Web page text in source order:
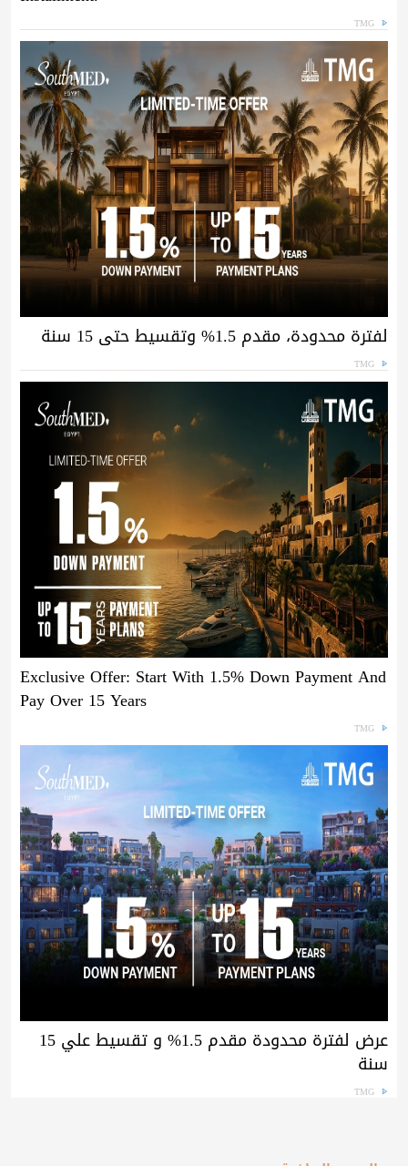
TMG
لفترة محدودة، مقدم 1.5% وتقسيط حتى 15 سنة
TMG
Exclusive Offer: Start With 1.5% Down Payment And
Pay Over 15 Years
TMG
عرض لفترة محدودة مقدم 1.5% و تقسيط علي 15
سنة
TMG